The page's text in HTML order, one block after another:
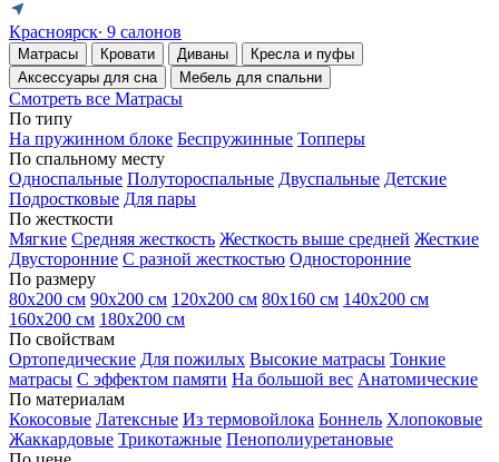
Красноярск∙ 9 салонов
Матрасы Кровати Диваны
Кресла и пуфы
Аксессуары для сна
Мебель для спальни
Смотреть все Матрасы
По типу
На пружинном блоке Беспружинные Топперы
По спальному месту
Односпальные Полутороспальные Двуспальные Детские
Подростковые Для пары
По жесткости
Мягкие Средняя жесткость Жесткость выше средней Жесткие
Двусторонние С разной жесткостью Односторонние
По размеру
80х200 см 90х200 см 120х200 см 80х160 см 140х200 см
160х200 см 180х200 см
По свойствам
Ортопедические Для пожилых Высокие матрасы Тонкие
матрасы С эффектом памяти На большой вес Анатомические
По материалам
Кокосовые Латексные Из термовойлока Боннель Хлопоковые
Жаккардовые Трикотажные Пенополиуретановые